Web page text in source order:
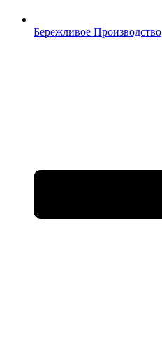
Бережливое Производство